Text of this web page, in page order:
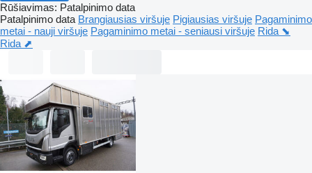
Rūšiavimas: Patalpinimo data
Patalpinimo data Brangiausias viršuje Pigiausias viršuje Pagaminimo
metai - nauji viršuje Pagaminimo metai - seniausi viršuje Rida ⬊
Rida ⬈